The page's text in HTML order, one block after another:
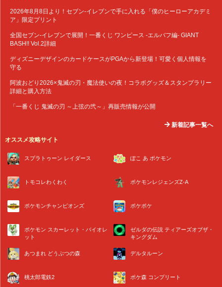
2026年8月8日より！セブン‐イレブンで手に入れる「僕のヒーローアカデミ
ア」限定プリント
全国セブン‐イレブンで展開！一番くじ ワンピース -エルバフ編- GIANT
BASH!! Vol.2詳細
ディズニーデザインのカードケースがPGAから新登場！可愛く個人情報を
守る
阿波おどり2026×鬼滅の刃・魔法使いの夜！コラボグッズ＆スタンプラリー
詳細と購入方法
「一番くじ 鬼滅の刃 ～上弦の弐～」再販売情報が公開
新着記事一覧へ
オススメ攻略サイト
スプラトゥーン レイダース ぽこ あ ポケモン
トモコレわくわく ポケモンレジェンズZ-A
ポケモンチャンピオンズ ポケポケ
ポケモン スカーレット・バイオレ
ット
ゼルダの伝説 ティアーズオブザ・
キングダム
あつまれ どうぶつの森 デルタルーン
桃太郎電鉄2 ポケ森 コンプリート